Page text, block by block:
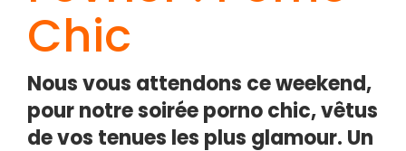
Chic
Nous vous attendons ce weekend,
pour notre soirée porno chic, vêtus
de vos tenues les plus glamour. Un